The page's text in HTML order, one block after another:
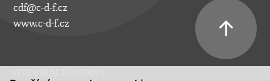
cdf@c-d-f.cz
www.c-d-f.cz